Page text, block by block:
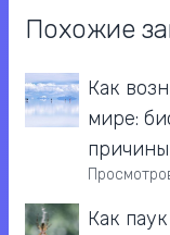
Похожие
Как
мире:
причины
Как